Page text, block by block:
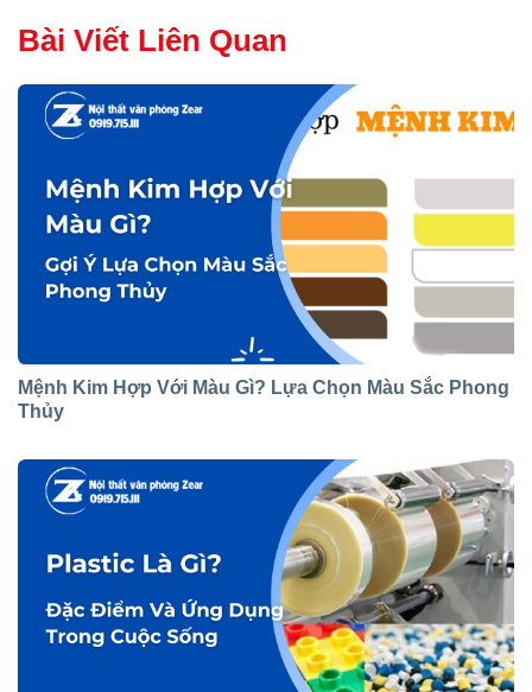
Bài Viết Liên Quan
Mệnh Kim Hợp Với Màu Gì? Lựa Chọn Màu Sắc Phong
Thủy